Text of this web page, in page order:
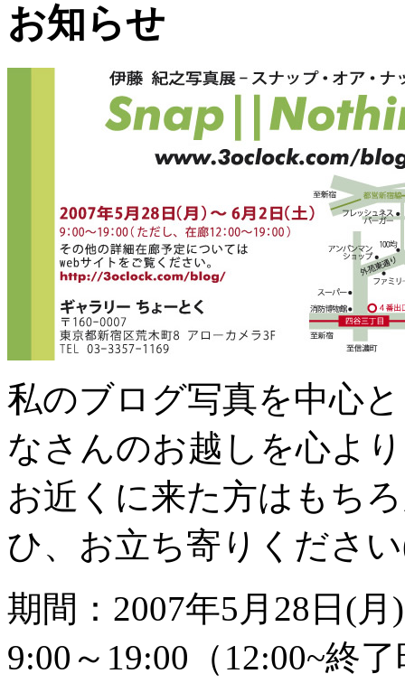
お知らせ
私のブログ写真を中心
なさんのお越しを心よ
お近くに来た方はもち
ひ、お立ち寄りくださ
期間：2007年5月28日(
9:00～19:00（12:00~終